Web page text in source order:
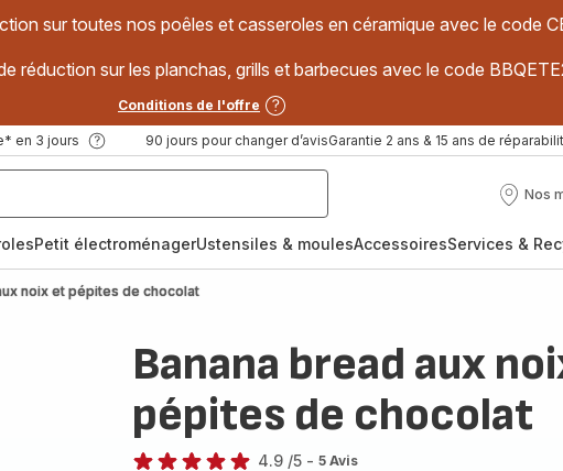
sur toutes nos poêles et casseroles en céramique avec le code
réduction sur les planchas, grills et barbecues avec le code
Conditions de l'offre
en 3 jours 90 jours pour changer d’avisGarantie 2 ans & 15 ans de
Nos
Nos
Petit électroménagerUstensiles & moulesAccessoiresServices &
noix et pépites de chocolat
Banana bread aux
pépites de chocolat
4.9 /5 - 5 Avis